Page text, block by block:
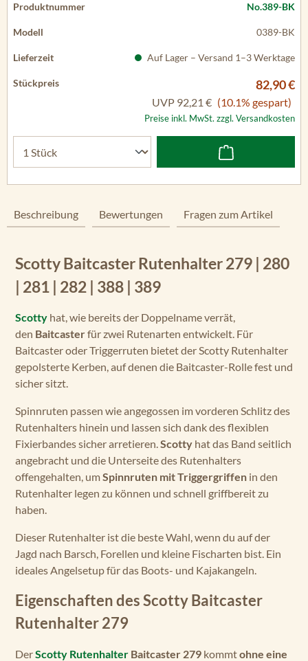
No.389-BK
0389-BK
Auf Lager – Versand 1–3 Werktage
82,90 €
UVP 92,21 € (10.1% gespart)
Preise inkl. MwSt. zzgl. Versandkosten
Beschreibung Bewertungen Fragen zum Artikel
Scotty Baitcaster Rutenhalter 279 | 280
| 281 | 282 | 388 | 389
Scotty hat, wie bereits der Doppelname verrät,
den Baitcasterfür zwei Rutenarten entwickelt. Für
Baitcaster oder Triggerruten bietet der Scotty Rutenhalter
gepolsterte Kerben, auf denen die Baitcaster-Rolle fest und
sicher sitzt.
Spinnruten passen wie angegossen im vorderen Schlitz des
Rutenhalters hinein und lassen sich dank des flexiblen
Fixierbandes sicher arretieren.Scotty hat das Band seitlich
angebracht und die Unterseite des Rutenhalters
offengehalten, umSpinnruten mit Triggergriffen in den
Rutenhalter legen zu können und schnell griffbereit zu
haben.
Dieser Rutenhalter ist die beste Wahl, wenn du auf der
Jagd nach Barsch, Forellen und kleine Fischarten bist. Ein
ideales Angelsetup für das Boots- und Kajakangeln.
Eigenschaften des Scotty Baitcaster
Rutenhalter 279
DerScotty Rutenhalter Baitcaster 279 kommtohne eine